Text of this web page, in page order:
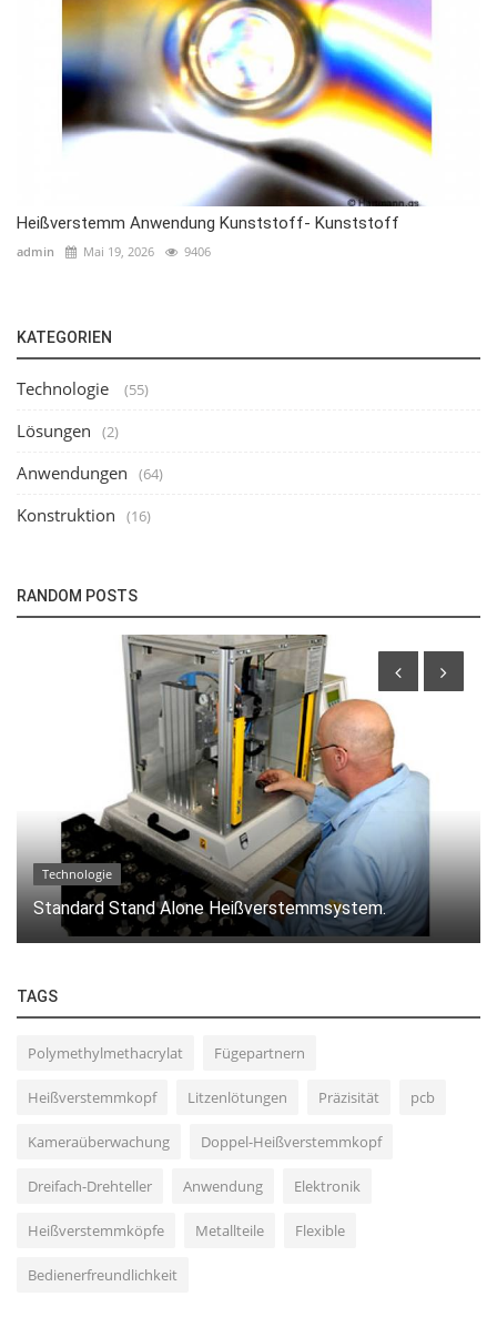
Heißverstemm Anwendung Kunststoff- Kunststoff
admin Mai 19, 2026 9406
KATEGORIEN
Technologie (55)
Lösungen (2)
Anwendungen (64)
Konstruktion (16)
RANDOM POSTS
Technologie
Bügellötsystem mit Schiebetisch in Desktop-
Ausführung
TAGS
Polymethylmethacrylat Fügepartnern
Heißverstemmkopf Litzenlötungen Präzisität pcb
Kameraüberwachung Doppel-Heißverstemmkopf
Dreifach-Drehteller Anwendung Elektronik
Heißverstemmköpfe Metallteile Flexible
Bedienerfreundlichkeit